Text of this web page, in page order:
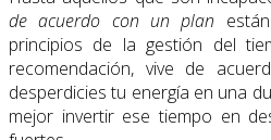
de acuerdo con un plan
principios de la gestión del
recomendación, vive de
desperdicies tu energía en una
mejor invertir ese tiempo en